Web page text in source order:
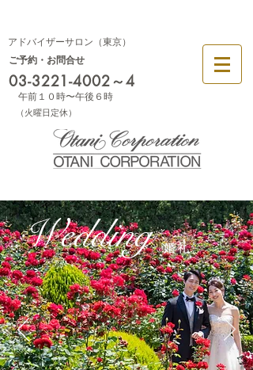
午前１０時〜午後６時
ご予約・お問合せ
03-3221-4002～4
アドバイザーサロン（東京）
​（火曜日定休）
Wedding 婚礼